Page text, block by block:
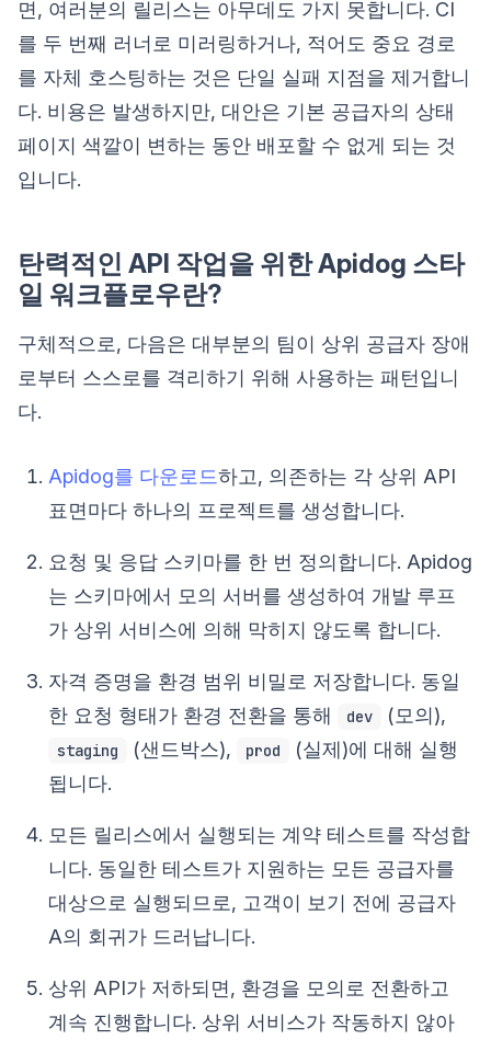
면, 여러분의 릴리스는 아무데도 가지 못합니다. CI
를 두 번째 러너로 미러링하거나, 적어도 중요 경로
를 자체 호스팅하는 것은 단일 실패 지점을 제거합니
다. 비용은 발생하지만, 대안은 기본 공급자의 상태
페이지 색깔이 변하는 동안 배포할 수 없게 되는 것
입니다.
탄력적인 API 작업을 위한 Apidog 스타
일 워크플로우란?
구체적으로, 다음은 대부분의 팀이 상위 공급자 장애
로부터 스스로를 격리하기 위해 사용하는 패턴입니
다.
Apidog를 다운로드하고, 의존하는 각 상위 API
표면마다 하나의 프로젝트를 생성합니다.
요청 및 응답 스키마를 한 번 정의합니다. Apidog
는 스키마에서 모의 서버를 생성하여 개발 루프
가 상위 서비스에 의해 막히지 않도록 합니다.
자격 증명을 환경 범위 비밀로 저장합니다. 동일
한 요청 형태가 환경 전환을 통해
dev (모의),
staging (샌드박스), prod
(실제)에 대해 실행
됩니다.
모든 릴리스에서 실행되는 계약 테스트를 작성합
니다. 동일한 테스트가 지원하는 모든 공급자를
대상으로 실행되므로, 고객이 보기 전에 공급자
A의 회귀가 드러납니다.
상위 API가 저하되면, 환경을 모의로 전환하고
계속 진행합니다. 상위 서비스가 작동하지 않아